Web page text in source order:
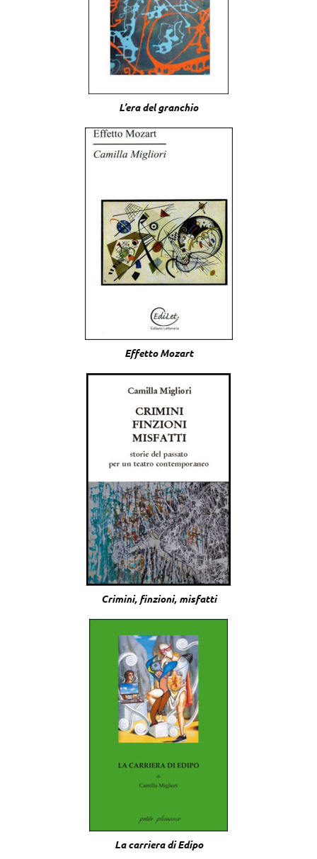
L’era del granchio
Effetto Mozart
Crimini, finzioni, misfatti
La carriera di Edipo